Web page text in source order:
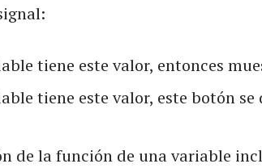
tiene este valor, entonces
tiene este valor, este botón se
de la función de una variable